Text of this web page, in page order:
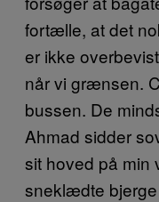
fortælle, at det
er ikke
når vi grænsen.
bussen. De
Ahmad sidder
sit hoved på min
sneklædte